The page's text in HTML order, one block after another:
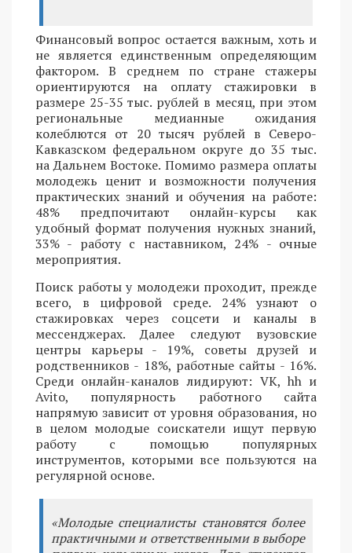
Финансовый вопрос остается важным, хоть и
не является единственным определяющим
фактором. В среднем по стране стажеры
ориентируются на оплату стажировки в
размере 25-35 тыс. рублей в месяц, при этом
региональные медианные ожидания
колеблются от 20 тысяч рублей в Северо-
Кавказском федеральном округе до 35 тыс.
на Дальнем Востоке. Помимо размера оплаты
молодежь ценит и возможности получения
практических знаний и обучения на работе:
48% предпочитают онлайн-курсы как
удобный формат получения нужных знаний,
33% - работу с наставником, 24% - очные
мероприятия.
Поиск работы у молодежи проходит, прежде
всего, в цифровой среде. 24% узнают о
стажировках через соцсети и каналы в
мессенджерах. Далее следуют вузовские
центры карьеры - 19%, советы друзей и
родственников - 18%, работные сайты - 16%.
Среди онлайн-каналов лидируют: VK, hh и
Avito, популярность работного сайта
напрямую зависит от уровня образования, но
в целом молодые соискатели ищут первую
работу с помощью популярных
инструментов, которыми все пользуются на
регулярной основе.
«Молодые специалисты становятся более
практичными и ответственными в выборе